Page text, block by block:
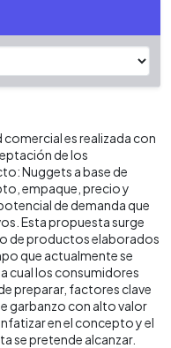
es realizada con
de los
Nuggets a base de
empaque, precio y
de demanda que
Esta propuesta surge
de productos elaborados
que actualmente se
cual los consumidores
preparar, factores clave
garbanzo con alto valor
en el concepto y el
se pretende alcanzar.